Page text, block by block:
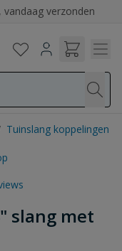
verzonden
Tuinslang koppelingen
slang met